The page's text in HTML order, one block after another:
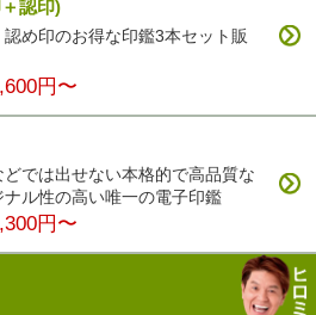
認印)
め印のお得な印鑑3本セット販
円〜
では出せない本格的で高品質な
ナル性の高い唯一の電子印鑑
円〜